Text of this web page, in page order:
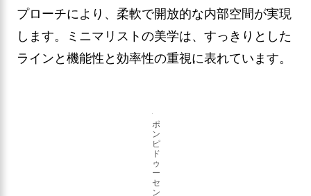
プローチにより、柔軟で開放的な内部空間が実現
します。ミニマリストの美学は、すっきりとした
ラインと機能性と効率性の重視に表れています。
ポ
ン
ピ
ド
ゥ
ー
セ
ン